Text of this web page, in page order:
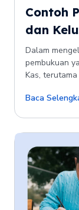
Contoh
dan
Dalam
pembukuan
Kas,
Baca